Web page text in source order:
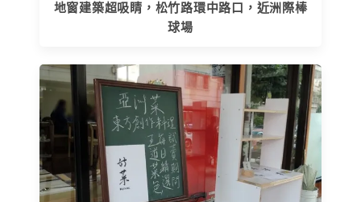
地窗建築超吸睛，松竹路環中路口，近洲際棒
球場